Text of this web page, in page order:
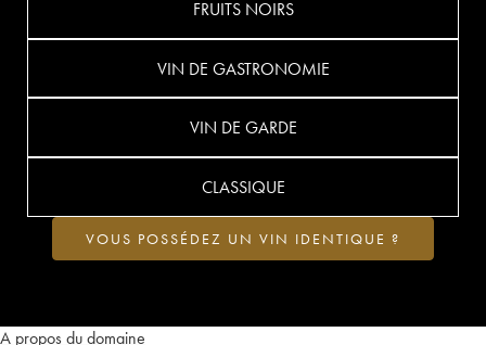
A propos du domaine
FRUITS NOIRS
VIN DE GASTRONOMIE
VIN DE GARDE
CLASSIQUE
VOUS POSSÉDEZ UN VIN IDENTIQUE ?